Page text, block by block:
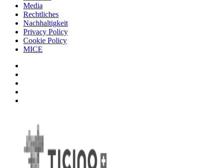
Media
Rechtliches
Nachhaltigkeit
Privacy Policy
Cookie Policy
MICE